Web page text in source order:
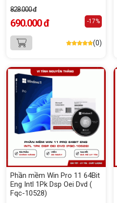
828.000 đ
690.000 đ -17%
(0)
Phần mềm Win Pro 11 64Bit
Eng Intl 1Pk Dsp Oei Dvd (
Fqc-10528)